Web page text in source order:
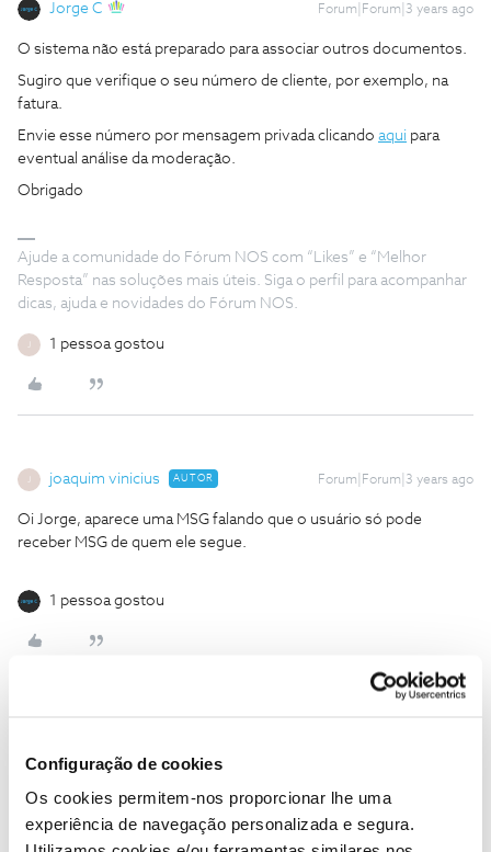
Configuração de cookies
Os cookies permitem-nos proporcionar lhe uma
experiência de navegação personalizada e segura.
Jorge C Forum|Forum|3 years ago
O sistema não está preparado para associar outros documentos.
Sugiro que verifique o seu número de cliente, por exemplo, na
fatura.
Envie esse número por mensagem privada clicando aqui para
eventual análise da moderação.
Obrigado
Ajude a comunidade do Fórum NOS com “Likes” e “Melhor
Resposta” nas soluções mais úteis. Siga o perfil para acompanhar
dicas, ajuda e novidades do Fórum NOS.
1 pessoa gostou
joaquim vinicius AUTOR Forum|Forum|3 years ago
Oi Jorge, aparece uma MSG falando que o usuário só pode
receber MSG de quem ele segue.
1 pessoa gostou
Editei o comentário, clique agora que já funciona.
Obrigado